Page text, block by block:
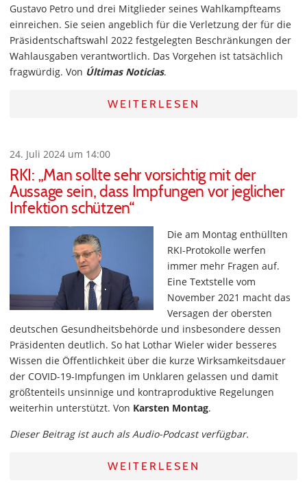
Gustavo Petro und drei Mitglieder seines Wahlkampfteams
einreichen. Sie seien angeblich für die Verletzung der für die
Präsidentschaftswahl 2022 festgelegten Beschränkungen der
Wahlausgaben verantwortlich. Das Vorgehen ist tatsächlich
fragwürdig. Von Últimas Noticias.
WEITERLESEN
24. Juli 2024 um 14:00
RKI: „Man sollte sehr vorsichtig mit der
Aussage sein, dass Impfungen vor jeglicher
Infektion schützen“
Die am Montag enthüllten
RKI-Protokolle werfen
immer mehr Fragen auf.
Eine Textstelle vom
November 2021 macht das
Versagen der obersten
deutschen Gesundheitsbehörde und insbesondere dessen
Präsidenten deutlich. So hat Lothar Wieler wider besseres
Wissen die Öffentlichkeit über die kurze Wirksamkeitsdauer
der COVID-19-Impfungen im Unklaren gelassen und damit
größtenteils unsinnige und kontraproduktive Regelungen
weiterhin unterstützt. Von Karsten Montag.
Dieser Beitrag ist auch als Audio-Podcast verfügbar.
WEITERLESEN